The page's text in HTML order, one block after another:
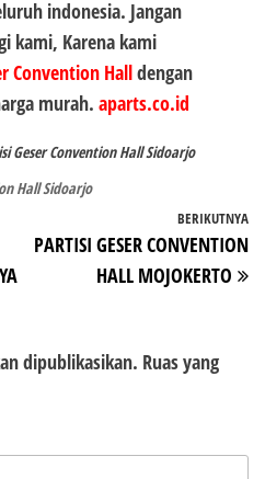
indonesia. Jangan
kami, Karena kami
Convention Halldengan
murah. aparts.co.id
Geser Convention Hall Sidoarjo
Hall Sidoarjo
BERIKUTNYA
PARTISI GESER CONVENTION
HALL MOJOKERTO
dipublikasikan. Ruas yang